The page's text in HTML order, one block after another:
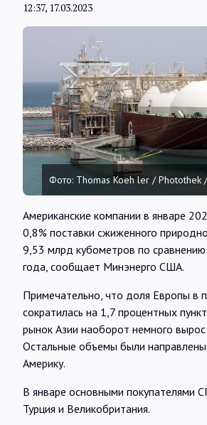
Статьи
Обзоры
Интервью
Карты
О нас
12:37, 17.03.2023
Фото: Thomas Koeh ler / Photothek
Американские компании в январе
0,8% поставки сжиженного
9,53 млрд кубометров по
года, сообщает Минэнерго США.
Примечательно, что доля Европы в
сократилась на 1,7 процентных
рынок Азии наоборот немного
Остальные объемы были
Америку.
В январе основными покупателями
Турция и Великобритания.